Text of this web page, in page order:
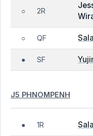
○ 2R
○ QF
● SF
J5 PHNOMPENH
● 1R